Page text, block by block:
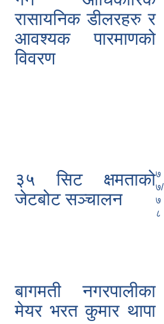
रासायनिक डीलरहरु र
आवश्यक पारमाणको
विवरण
३५ सिट क्षमताको
जेटबोट सञ्चालन
७
७/
७
८
बागमती नगरपालीका
मेयर भरत कुमार थापा